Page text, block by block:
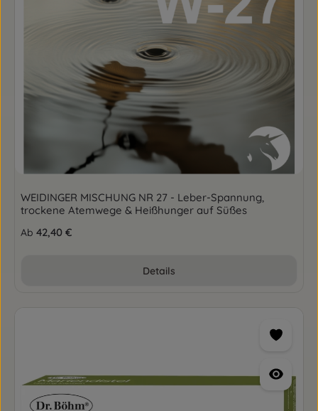
WEIDINGER MISCHUNG NR 27 - Leber-Spannung,
trockene Atemwege & Heißhunger auf Süßes
Regulärer Preis:
Ab 42,40 €
Details